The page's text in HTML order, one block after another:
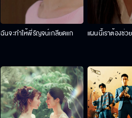
ฉันจะทำให้พี่รัญจน์เกลียดแก แผนนี้เราต้องช่ว